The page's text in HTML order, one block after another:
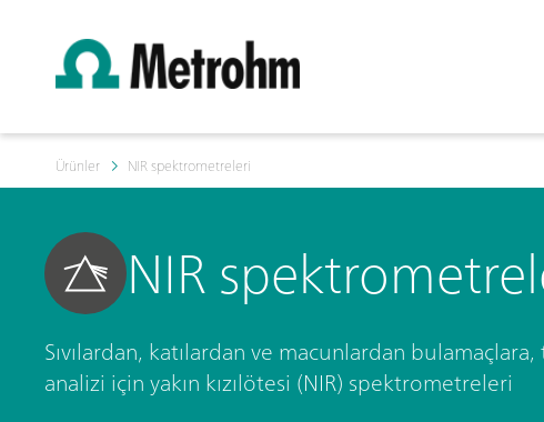
Ürünler NIR spektrometreleri
NIR
Sıvılardan, katılardan ve macunlardan
analizi için yakın kızılötesi (NIR) spektrometreleri